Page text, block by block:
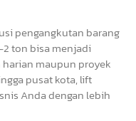
pengangkutan barang
2 ton bisa menjadi
maupun proyek
pusat kota, lift
Anda dengan lebih